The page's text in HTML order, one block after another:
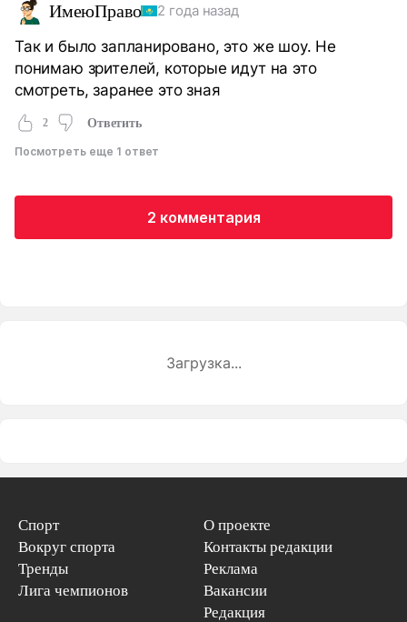
ИмеюПраво 2 года назад
Так и было запланировано, это же шоу. Не
понимаю зрителей, которые идут на это
смотреть, заранее это зная
2 Ответить
Посмотреть еще 1 ответ
2 комментария
Загрузка...
Спорт
Вокруг спорта
Тренды
Лига чемпионов
О проекте
Контакты редакции
Реклама
Вакансии
Редакция